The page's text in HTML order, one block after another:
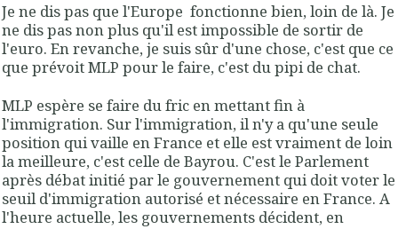
Je ne dis pas que l'Europe fonctionne bien, loin de là. Je
ne dis pas non plus qu'il est impossible de sortir de
l'euro. En revanche, je suis sûr d'une chose, c'est que ce
que prévoit MLP pour le faire, c'est du pipi de chat.
MLP espère se faire du fric en mettant fin à
l'immigration. Sur l'immigration, il n'y a qu'une seule
position qui vaille en France et elle est vraiment de loin
la meilleure, c'est celle de Bayrou. C'est le Parlement
après débat initié par le gouvernement qui doit voter le
seuil d'immigration autorisé et nécessaire en France. A
l'heure actuelle, les gouvernements décident, en